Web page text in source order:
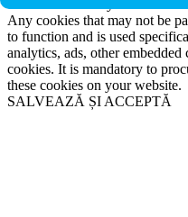
Any cookies that may not be
to function and is used
analytics, ads, other embedded
cookies. It is mandatory to
these cookies on your website.
SALVEAZĂ ȘI ACCEPTĂ